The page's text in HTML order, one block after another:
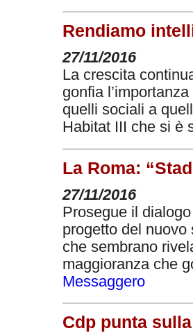
Rendiamo
27/11/2016
La crescita
gonfia
quelli sociali a
Habitat III che si è
La Roma:
27/11/2016
Prosegue il
progetto del nuovo
che sembrano
maggioranza che
Messaggero
Cdp punta